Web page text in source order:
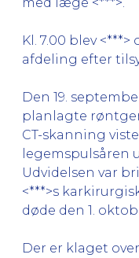
Kl. 7.00 blev
afdeling efter
Den 19.
planlagte
CT-skanning
legemspulsåren
Udvidelsen var
<***>s
døde den 1.
Der er klaget